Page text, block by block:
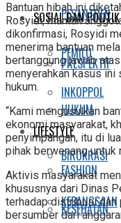
PESANTREN
PEMILU
INKOPPOL
LIFESTYLE
FASHION
KESEHATAN
SOSIAL DAN POLITIK
PRESPEKTIF
HUKUM
BIROKRASI
KEBANGSAAN
Bantuan hibah ini
Rosyidi, mantan
dikonfirmasi, Rosyidi
menerima bantuan
bertanggung jawab
menyerahkan kasus ini
hukum.
“Kami mengusulkan
ekonomi masyarakat,
penyimpangan, itu di
pihak berwenang untuk
Aktivis masyarakat
khususnya dari Dinas
terhadap distribusi dan
bersumber dari